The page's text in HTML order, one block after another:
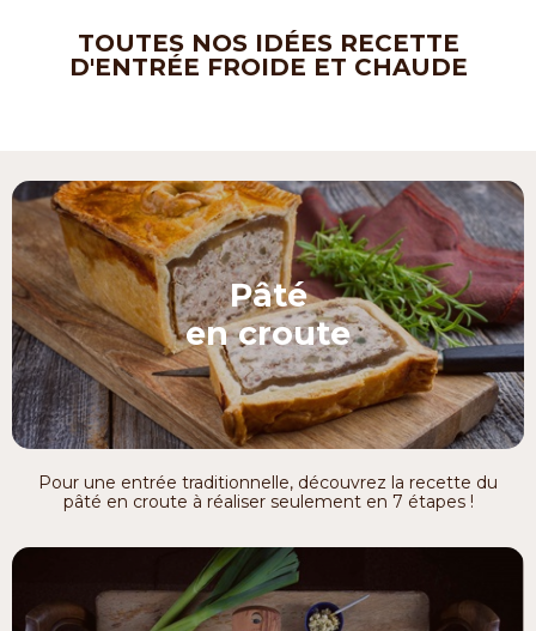
TOUTES NOS IDÉES RECETTE
D'ENTRÉE FROIDE ET CHAUDE
Pâté
en croute
Pour une entrée traditionnelle, découvrez la recette du
pâté en croute à réaliser seulement en 7 étapes !